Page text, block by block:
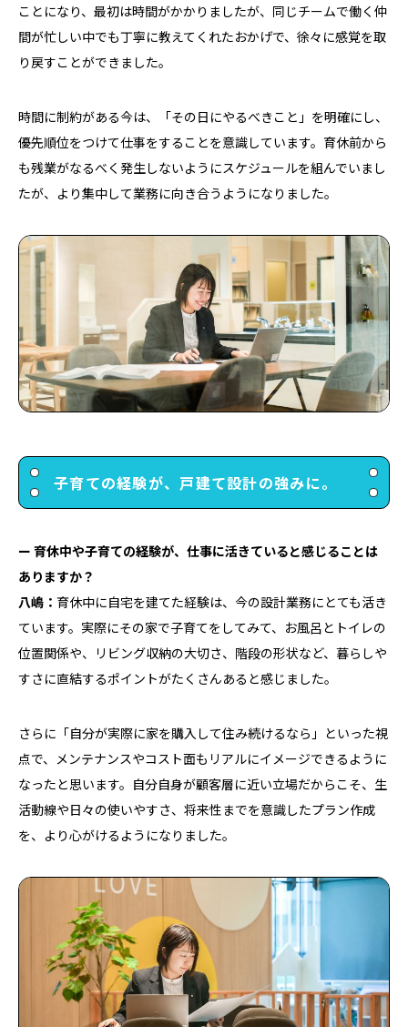
ことになり、最初は時間がかかりましたが、同じチームで働く仲
間が忙しい中でも丁寧に教えてくれたおかげで、徐々に感覚を取
り戻すことができました。
時間に制約がある今は、「その日にやるべきこと」を明確にし、
優先順位をつけて仕事をすることを意識しています。育休前から
も残業がなるべく発生しないようにスケジュールを組んでいまし
たが、より集中して業務に向き合うようになりました。
子育ての経験が、戸建て設計の強みに。
ー 育休中や子育ての経験が、仕事に活きていると感じることは
ありますか？
八嶋： 育休中に自宅を建てた経験は、今の設計業務にとても活き
ています。実際にその家で子育てをしてみて、お風呂とトイレの
位置関係や、リビング収納の大切さ、階段の形状など、暮らしや
すさに直結するポイントがたくさんあると感じました。
さらに「自分が実際に家を購入して住み続けるなら」といった視
点で、メンテナンスやコスト面もリアルにイメージできるように
なったと思います。自分自身が顧客層に近い立場だからこそ、生
活動線や日々の使いやすさ、将来性までを意識したプラン作成
を、より心がけるようになりました。